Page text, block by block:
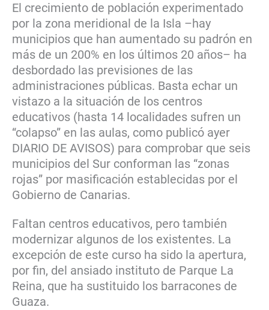
El crecimiento de población experimentado
por la zona meridional de la Isla –hay
municipios que han aumentado su padrón en
más de un 200% en los últimos 20 años– ha
desbordado las previsiones de las
administraciones públicas. Basta echar un
vistazo a la situación de los centros
educativos (hasta 14 localidades sufren un
“colapso” en las aulas, como publicó ayer
DIARIO DE AVISOS) para comprobar que seis
municipios del Sur conforman las “zonas
rojas” por masificación establecidas por el
Gobierno de Canarias.
Faltan centros educativos, pero también
modernizar algunos de los existentes. La
excepción de este curso ha sido la apertura,
por fin, del ansiado instituto de Parque La
Reina, que ha sustituido los barracones de
Guaza.